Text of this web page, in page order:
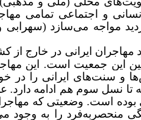
و اجتماعی تمامی
مواجه می‌سازد (سهرابی
ایرانی در خارج از
این جمعیت است. این
و سنت‌های ایرانی را در
نسل سوم هم ادامه دارد.
است. وضعیتی که
منحصربه‌فرد را به وجود